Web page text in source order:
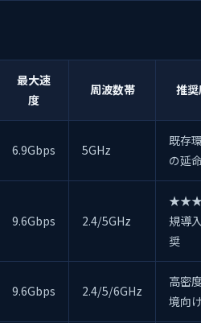
最大速
度
周波数帯 推
6.9Gbps 5GHz
既存
の延
9.6Gbps 2.4/5GHz
★★★
規導
奨
9.6Gbps 2.4/5/6GHz
高密
境向